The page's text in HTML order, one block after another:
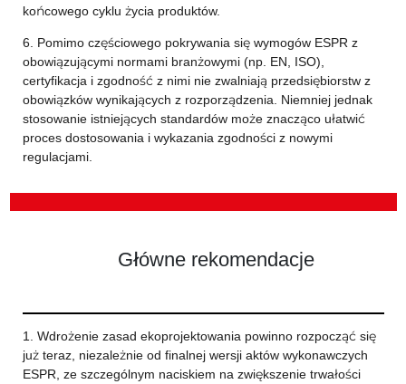
końcowego cyklu życia produktów.
6. Pomimo częściowego pokrywania się wymogów ESPR z
obowiązującymi normami branżowymi (np. EN, ISO),
certyfikacja i zgodność z nimi nie zwalniają przedsiębiorstw z
obowiązków wynikających z rozporządzenia. Niemniej jednak
stosowanie istniejących standardów może znacząco ułatwić
proces dostosowania i wykazania zgodności z nowymi
regulacjami.
Główne rekomendacje
1. Wdrożenie zasad ekoprojektowania powinno rozpocząć się
już teraz, niezależnie od finalnej wersji aktów wykonawczych
ESPR, ze szczególnym naciskiem na zwiększenie trwałości